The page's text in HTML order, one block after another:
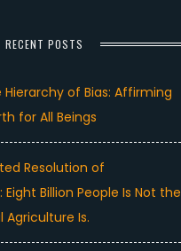
RECENT POSTS
of Bias: Affirming
for All Beings
Resolution of
Billion People Is Not the
Agriculture Is.